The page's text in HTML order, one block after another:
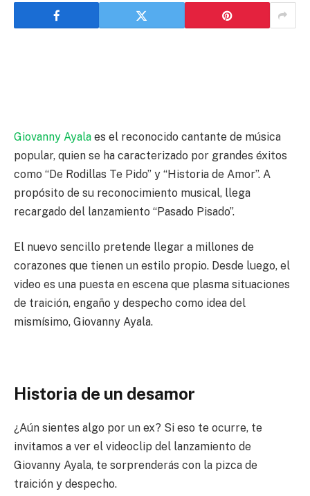
Giovanny Ayala es el reconocido cantante de música
popular, quien se ha caracterizado por grandes éxitos
como “De Rodillas Te Pido” y “Historia de Amor”. A
propósito de su reconocimiento musical, llega
recargado del lanzamiento “Pasado Pisado”.
El nuevo sencillo pretende llegar a millones de
corazones que tienen un estilo propio. Desde luego, el
video es una puesta en escena que plasma situaciones
de traición, engaño y despecho como idea del
mismísimo, Giovanny Ayala.
Historia de un desamor
¿Aún sientes algo por un ex? Si eso te ocurre, te
invitamos a ver el videoclip del lanzamiento de
Giovanny Ayala, te sorprenderás con la pizca de
traición y despecho.